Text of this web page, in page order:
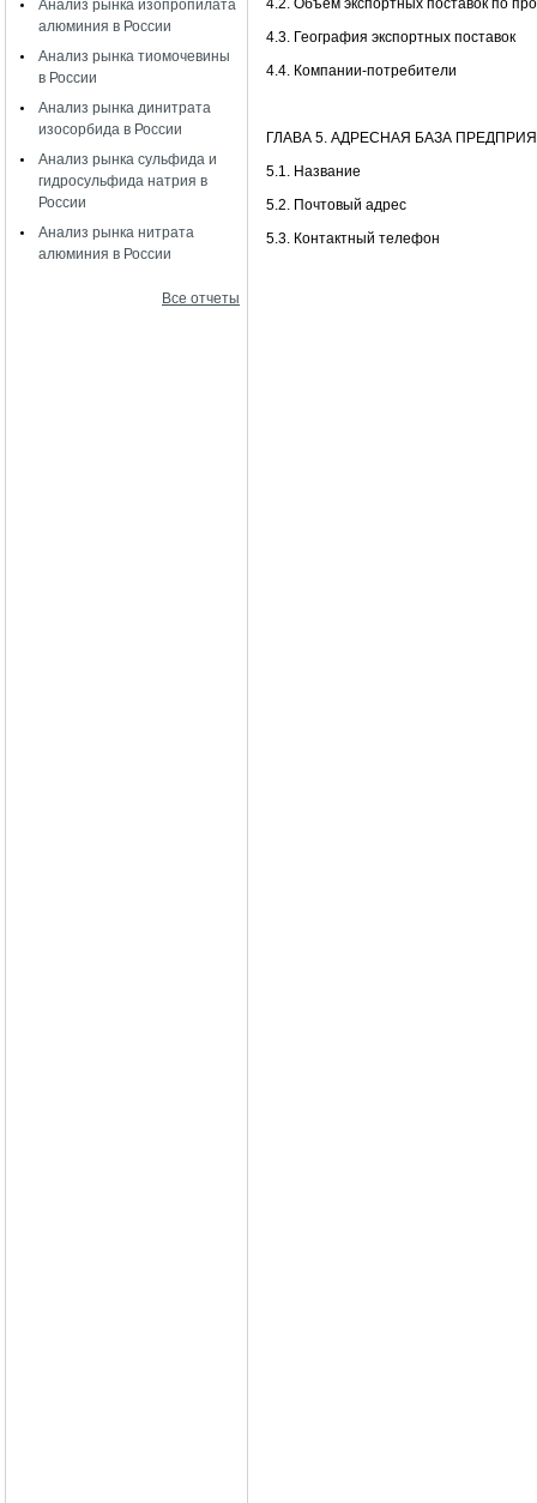
Анализ рынка изопропилата
алюминия в России
Анализ рынка тиомочевины
в России
Анализ рынка динитрата
изосорбида в России
Анализ рынка сульфида и
гидросульфида натрия в
России
Анализ рынка нитрата
алюминия в России
Все отчеты
4.2. Объем экспортных поставок по
4.3. География экспортных поставок
4.4. Компании-потребители
ГЛАВА 5. АДРЕСНАЯ БАЗА
5.1. Название
5.2. Почтовый адрес
5.3. Контактный телефон